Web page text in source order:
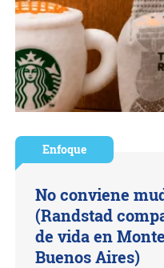
Enfoque
No conviene
(Randstad
de vida en
Buenos Aires)